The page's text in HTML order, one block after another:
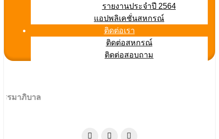
รายงานประจำปี 2564
แอปพลิเคชั่นสหกรณ์
ติดต่อเรา
ติดต่อสหกรณ์
ติดต่อสอบถาม
บาล